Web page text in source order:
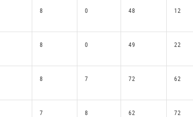
8 0 48 12
8 0 49 22
8 7 72 62
7 8 62 72